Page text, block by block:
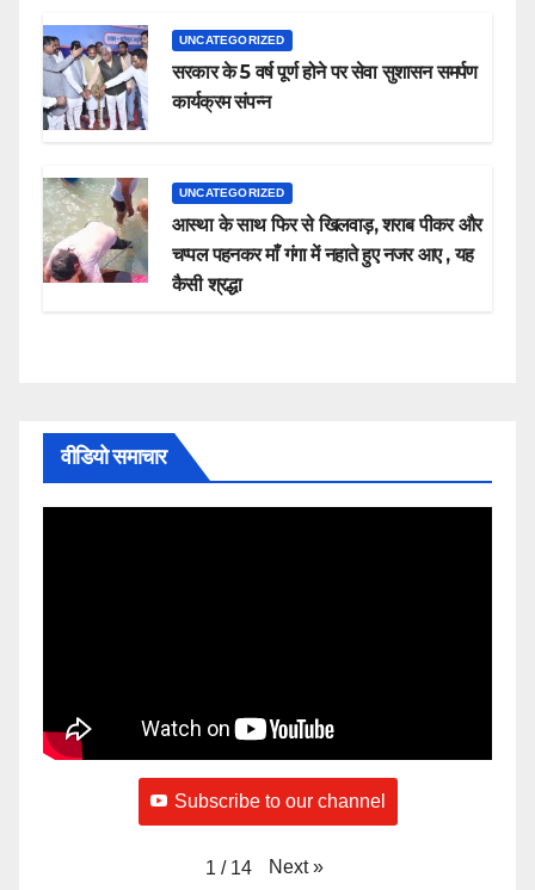
UNCATEGORIZED
सरकार के 5 वर्ष पूर्ण होने पर सेवा सुशासन समर्पण
कार्यक्रम संपन्न
UNCATEGORIZED
आस्था के साथ फिर से खिलवाड़, शराब पीकर और
चप्पल पहनकर माँ गंगा में नहाते हुए नजर आए , यह
कैसी श्रद्धा
वीडियो समाचार
Subscribe to our channel
1 / 14 Next »